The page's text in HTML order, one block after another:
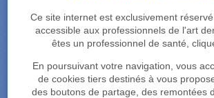
Ce site internet est exclusivement
accessible aux professionnels de l'art
êtes un professionnel de santé,
En poursuivant votre navigation, vous
de cookies tiers destinés à vous
des boutons de partage, des remontées